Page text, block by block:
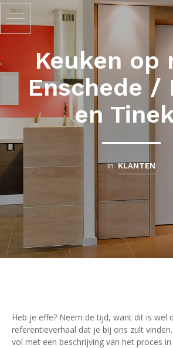
Keuken op
Enschede /
en
in KLANTEN
Heb je effe? Neem de tijd, want dit is wel
referentieverhaal dat je bij ons zult
vol met een beschrijving van het proces